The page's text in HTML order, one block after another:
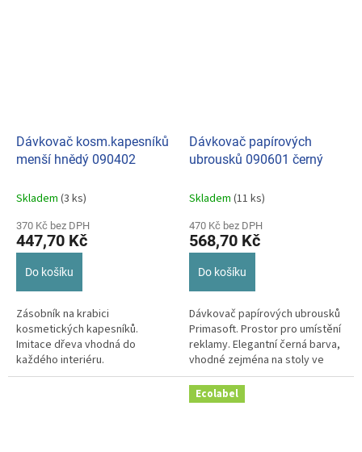
Dávkovač kosm.kapesníků
menší hnědý 090402
Skladem (3 ks)
370 Kč bez DPH
447,70 Kč
Do košíku
Zásobník na krabici
kosmetických kapesníků.
Imitace dřeva vhodná do
každého interiéru.
Dávkovač papírových
ubrousků 090601 černý
Skladem (11 ks)
470 Kč bez DPH
568,70 Kč
Do košíku
Dávkovač papírových ubrousků
Primasoft. Prostor pro umístění
reklamy. Elegantní černá barva,
vhodné zejména na stoly ve
veřejných prostorách jako...
Ecolabel